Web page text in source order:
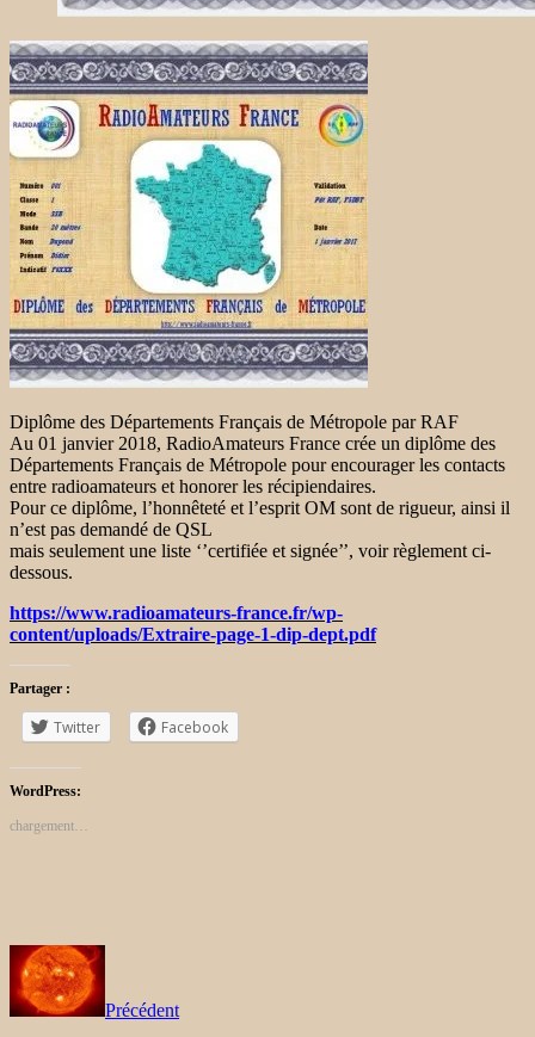
Diplôme des Départements Français de Métropole par RAF
Au 01 janvier 2018, RadioAmateurs France crée un diplôme des
Départements Français de Métropole pour encourager les contacts
entre radioamateurs et honorer les récipiendaires.
Pour ce diplôme, l’honnêteté et l’esprit OM sont de rigueur, ainsi il
n’est pas demandé de QSL
mais seulement une liste ‘’certifiée et signée’’, voir règlement ci-
dessous.
https://www.radioamateurs-france.fr/wp-
content/uploads/Extraire-page-1-dip-dept.pdf
Partager :
Twitter Facebook
WordPress:
chargement…
Précédent